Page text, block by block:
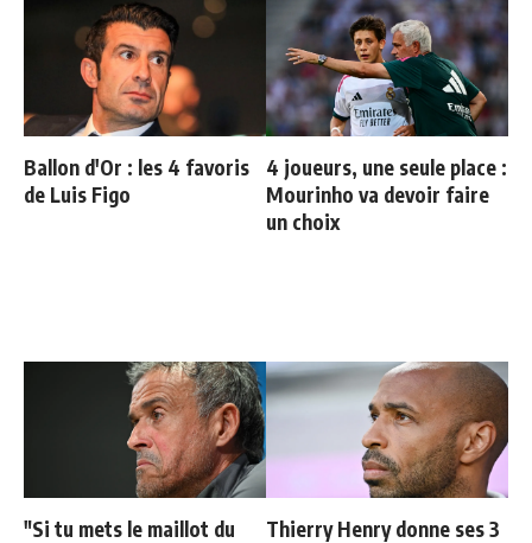
Ballon d'Or : les 4 favoris
de Luis Figo
4 joueurs, une seule place :
Mourinho va devoir faire
un choix
"Si tu mets le maillot du
Thierry Henry donne ses 3